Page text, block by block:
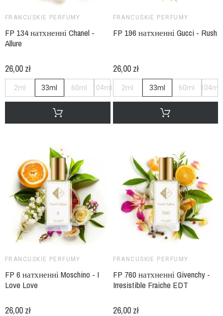
FRANCUSKIE PERFUMY
FP 134 натхненні Chanel -
Allure
26,00 zł
2ml 33ml 60ml 104ml
FRANCUSKIE PERFUMY
FP 196 натхненні Gucci - Rush
26,00 zł
2ml 33ml 60ml 104ml
FRANCUSKIE PERFUMY
FP 6 натхненні Moschino - I
Love Love
26,00 zł
FRANCUSKIE PERFUMY
FP 760 натхненні Givenchy -
Irresistible Fraiche EDT
26,00 zł